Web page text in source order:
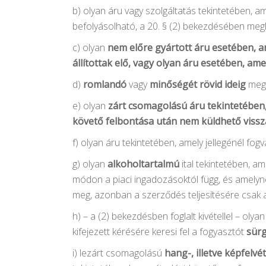
b) olyan áru vagy szolgáltatás tekintetében,
befolyásolható, a 20. § (2) bekezdésében
c) olyan nem előre gyártott áru esetében,
állítottak elő, vagy olyan áru esetében,
d) romlandóvagyminőségét rövid ideig
e) olyan zárt csomagolású áru
követő felbontása után nem küldhető
f) olyan áru tekintetében, amely jellegénél
g) olyan alkoholtartalmú ital tekintetében,
módon a piaci ingadozásoktól függ, és
meg, azonban a szerződés teljesítésére
h) – a (2) bekezdésben foglalt kivétellel –
kifejezett kérésére keresi fel a fogyasztót
i) lezárt csomagolású hang-, illetve